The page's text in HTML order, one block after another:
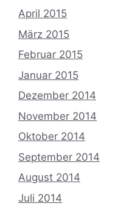
April 2015
März 2015
Februar 2015
Januar 2015
Dezember 2014
November 2014
Oktober 2014
September 2014
August 2014
Juli 2014